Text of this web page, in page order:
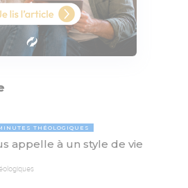
THÉOLOGIQUES
appelle à un style de vie